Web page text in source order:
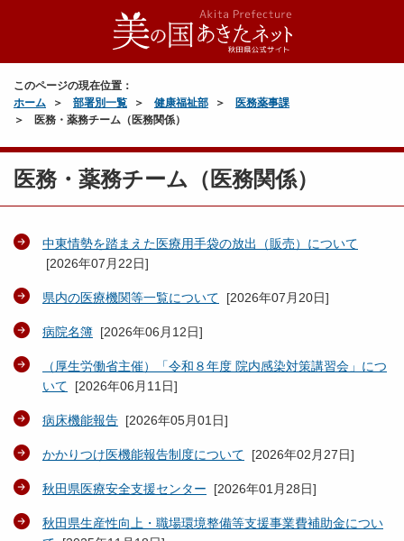
このページの現在位置：
ホーム
部署別一覧 健康福祉部
医務薬事課
医務・薬務チーム（医務関係）
医務・薬務チーム（医務関係）
中東情勢を踏まえた医療用手袋の放出（販売）について
[2026年07月22日]
県内の医療機関等一覧について [2026年07月20日]
病院名簿 [2026年06月12日]
（厚生労働省主催）「令和８年度 院内感染対策講習会」につ
いて [2026年06月11日]
病床機能報告 [2026年05月01日]
かかりつけ医機能報告制度について [2026年02月27日]
秋田県医療安全支援センター [2026年01月28日]
秋田県生産性向上・職場環境整備等支援事業費補助金につい